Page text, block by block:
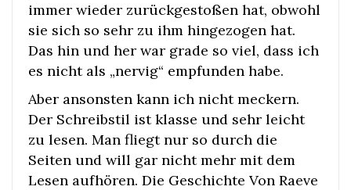
immer wieder zurückgestoßen hat, obwohl
sie sich so sehr zu ihm hingezogen hat.
Das hin und her war grade so viel, dass ich
es nicht als „nervig“ empfunden habe.
Aber ansonsten kann ich nicht meckern.
Der Schreibstil ist klasse und sehr leicht
zu lesen. Man fliegt nur so durch die
Seiten und will gar nicht mehr mit dem
Lesen aufhören. Die Geschichte Von Raeve